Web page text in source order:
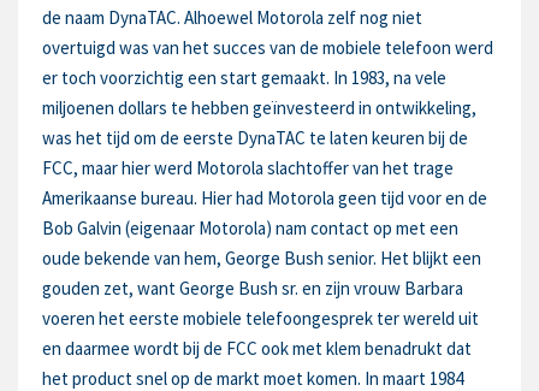
de naam DynaTAC. Alhoewel Motorola zelf nog niet
overtuigd was van het succes van de mobiele telefoon werd
er toch voorzichtig een start gemaakt. In 1983, na vele
miljoenen dollars te hebben geïnvesteerd in ontwikkeling,
was het tijd om de eerste DynaTAC te laten keuren bij de
FCC, maar hier werd Motorola slachtoffer van het trage
Amerikaanse bureau. Hier had Motorola geen tijd voor en de
Bob Galvin (eigenaar Motorola) nam contact op met een
oude bekende van hem, George Bush senior. Het blijkt een
gouden zet, want George Bush sr. en zijn vrouw Barbara
voeren het eerste mobiele telefoongesprek ter wereld uit
en daarmee wordt bij de FCC ook met klem benadrukt dat
het product snel op de markt moet komen. In maart 1984